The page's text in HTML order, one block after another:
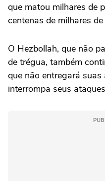
que matou milhares de
centenas de milhares
O Hezbollah, que não
de trégua, também
que não entregará
interrompa seus